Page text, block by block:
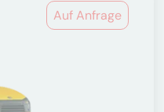
Auf Anfrage